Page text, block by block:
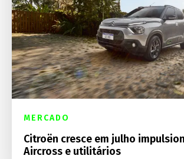
MERCADO
Citroën cresce em julho
Aircross e utilitários